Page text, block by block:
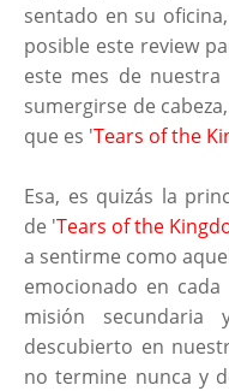
sentado en su
posible este review
este mes de nuestra
sumergirse de
que es 'Tears of the
Esa, es quizás la
de 'Tears of the
a sentirme como
emocionado en
misión
descubierto en
no termine nunca y